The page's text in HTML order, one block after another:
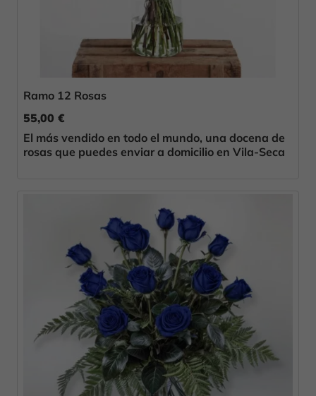
Ramo 12 Rosas
55,00 €
El más vendido en todo el mundo, una docena de
rosas que puedes enviar a domicilio en Vila-Seca